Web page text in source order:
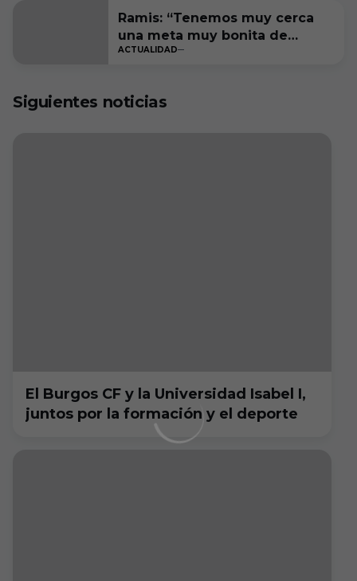
Ramis: “Tenemos muy cerca
una meta muy bonita de
cumplir”
ACTUALIDAD
Siguientes noticias
El Burgos CF y la Universidad Isabel I,
juntos por la formación y el deporte